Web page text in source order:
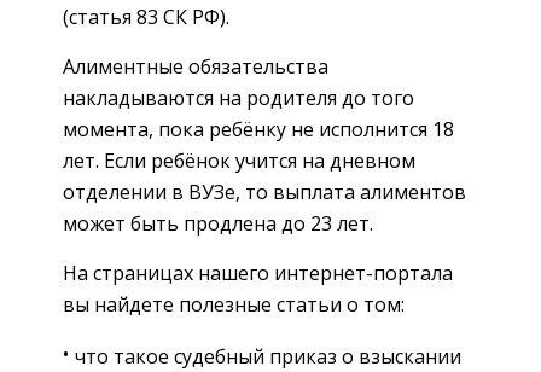
(статья 83 СК РФ).
Алиментные обязательства
накладываются на родителя до того
момента, пока ребёнку не исполнится 18
лет. Если ребёнок учится на дневном
отделении в ВУЗе, то выплата алиментов
может быть продлена до 23 лет.
На страницах нашего интернет-портала
вы найдете полезные статьи о том:
что такое судебный приказ о взыскании